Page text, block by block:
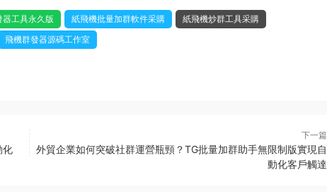
器工具永久版 紙飛機批量加群軟件采購
紙飛機炒群工具采購
飛機群發器源碼工作室
化
下一篇
外貿企業如何突破社群運營瓶頸？TG批量加群助手無限制版實現自
動化客戶觸達